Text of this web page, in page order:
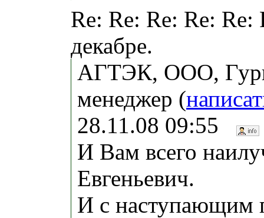
Re: Re: Re: Re:
декабре.
АГТЭК, ООО,
менеджер (
28.11.08 09:55
И Вам всего
Евгеньевич.
И с наступающим